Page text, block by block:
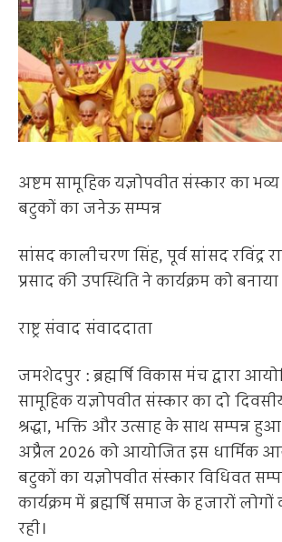
अष्टम सामूहिक यज्ञोपवीत संस्कार का
बटुकों का जनेऊ सम्पन्न
सांसद कालीचरण सिंह, पूर्व सांसद रविंद्र
प्रसाद की उपस्थिति ने कार्यक्रम को
राष्ट्र संवाद संवाददाता
जमशेदपुर : ब्रह्मर्षि विकास मंच द्वारा
सामूहिक यज्ञोपवीत संस्कार का दो
श्रद्धा, भक्ति और उत्साह के साथ सम्पन्न
अप्रैल 2026 को आयोजित इस धार्मिक
बटुकों का यज्ञोपवीत संस्कार विधिवत
कार्यक्रम में ब्रह्मर्षि समाज के हजारों
रही।